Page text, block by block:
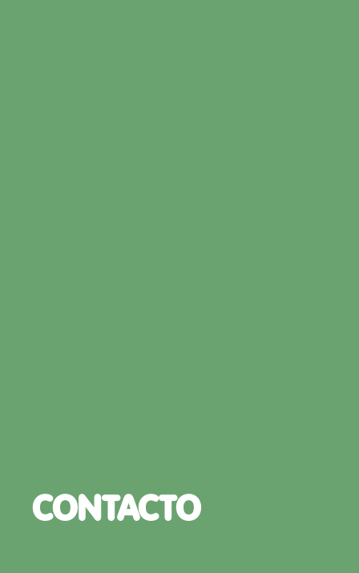
CONTACTO